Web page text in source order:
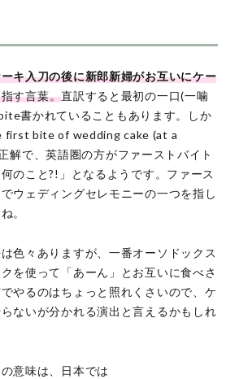
キ入刀の後に新郎新婦がお互いにケー
す言葉。直訳すると最初の一口(一噛
書かれていることもあります。しか
first bite of wedding cake (at a
解で、英語圏の方がファーストバイト
のこと?!」となるようです。ファース
ウェディングセレモニーの一つを指し
。
色々ありますが、一番オーソドックス
を使って「あーん」とお互いに食べさ
やるのはちょっと照れくさいので、ケ
ないが分かれる演出と言えるかもしれ
意味は、日本では